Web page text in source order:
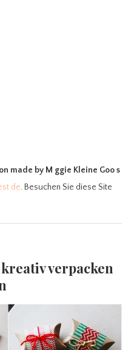
made by M ggie Kleine Goo s
. Besuchen Sie diese Site
verpacken